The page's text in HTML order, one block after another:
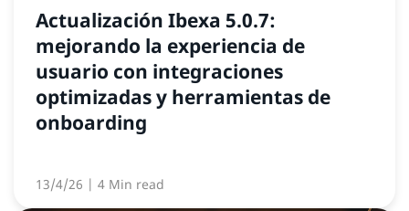
Actualización Ibexa 5.0.7:
mejorando la experiencia de
usuario con integraciones
optimizadas y herramientas de
onboarding
13/4/26 | 4 Min read